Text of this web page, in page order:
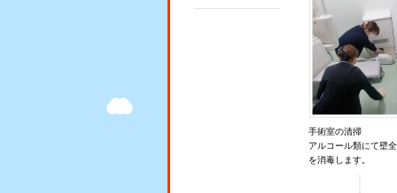
手術室の清掃
アルコール類にて壁
を消毒します。